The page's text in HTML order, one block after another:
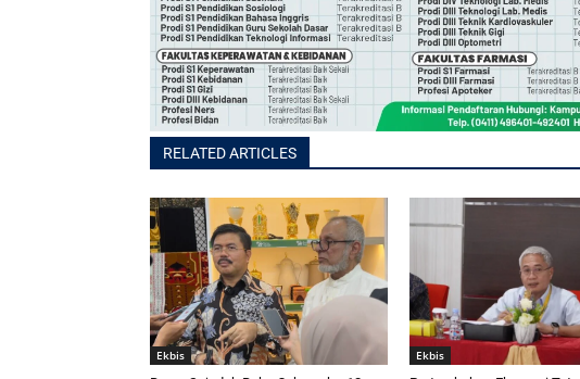
RELATED ARTICLES
Ekbis Ekbis